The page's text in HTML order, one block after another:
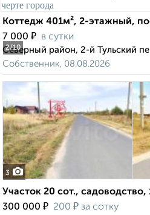
2/10
Коттедж 401м², 2-этажный,
7 000 ₽ в сутки
Северный район, 2-й Тульский
Собственник, 08.08.2026
3
Участок 20 сот., садоводство,
300 000 ₽ 200 ₽ за сотку